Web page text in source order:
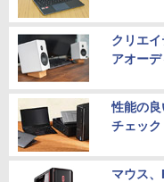
クリエ
アオー
性能の
チェック
マウス